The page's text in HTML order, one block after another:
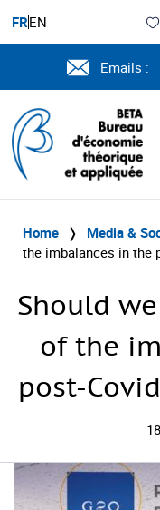
FREN
Emails :
Home ❭ Media &
the imbalances in the
Should
of the
post-